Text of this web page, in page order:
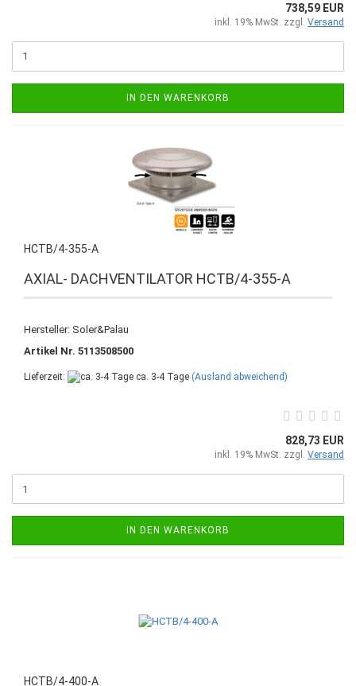
738,59 EUR
inkl. 19% MwSt. zzgl. Versand
IN DEN WARENKORB
HCTB/4-355-A
AXIAL- DACHVENTILATOR HCTB/4-355-A
Hersteller: Soler&Palau
Artikel Nr. 5113508500
Lieferzeit: ca. 3-4 Tage (Ausland abweichend)
828,73 EUR
inkl. 19% MwSt. zzgl. Versand
IN DEN WARENKORB
HCTB/4-400-A